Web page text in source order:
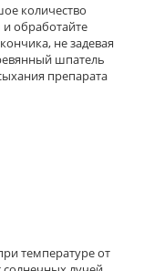
количество
обработайте
не задевая
шпатель
препарата
температуре от